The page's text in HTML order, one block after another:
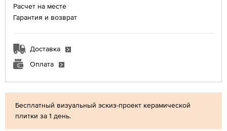
Бесплатный визуальный эскиз-проект керамической
плитки за 1 день.
Расчет на месте
Гарантия и возврат
Доставка
Оплата